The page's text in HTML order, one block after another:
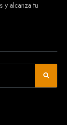
y alcanza tu